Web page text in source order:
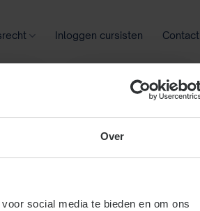
Over
social media te bieden en om ons
Inloggen cursisten Contact
Zoeken